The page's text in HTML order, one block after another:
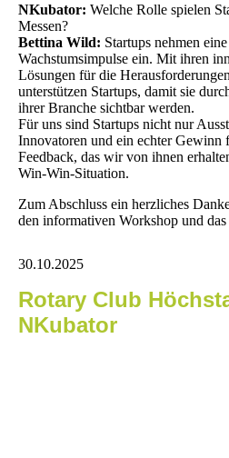
NKubator: Welche Rolle spielen
Messen?
Bettina Wild: Startups nehmen
Wachstumsimpulse ein. Mit ihren
Lösungen für die
unterstützen Startups, damit sie
ihrer Branche sichtbar werden.
Für uns sind Startups nicht nur
Innovatoren und ein echter Gewinn
Feedback, das wir von ihnen
Win-Win-Situation.
Zum Abschluss ein herzliches
den informativen Workshop und
30.10.2025
Rotary Club
NKubator